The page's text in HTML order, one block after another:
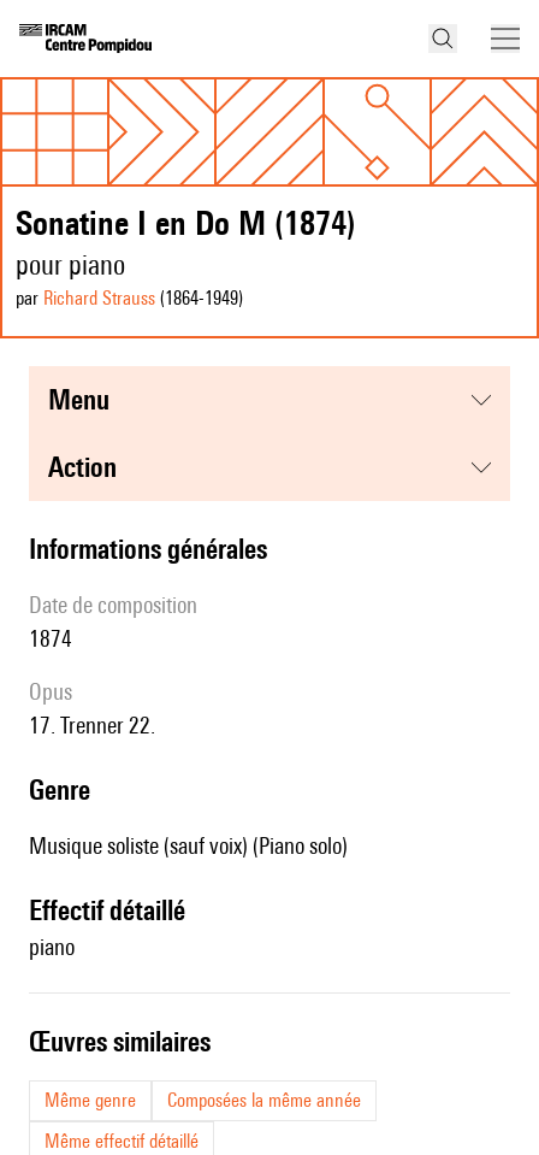
Sonatine I en Do M (1874)
pour piano
par Richard Strauss (1864-1949)
menu
action
informations générales
date de composition
1874
Opus
17. Trenner 22.
genre
Musique soliste (sauf voix) (Piano solo)
effectif détaillé
piano
œuvres similaires
Même genre
Composées la même année
Même effectif détaillé